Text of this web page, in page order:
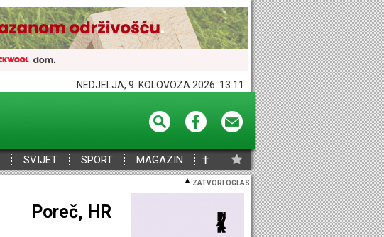
NEDJELJA, 9. KOLOVOZA 2026. 13:11
SVIJET SPORT MAGAZIN †
ZATVORI OGLAS
Poreč, HR